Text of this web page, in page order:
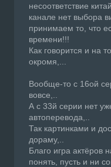
несоответствие
канале нет выбора
принимаем то, что
времени!!!
Как говорится и на
окромя,...
Вообще-то с 16ой
вовсе,..
А с 33й серии нет
автоперевода,..
Так картинками и
дораму,..
Благо игра актёров
понять, пусть и ни